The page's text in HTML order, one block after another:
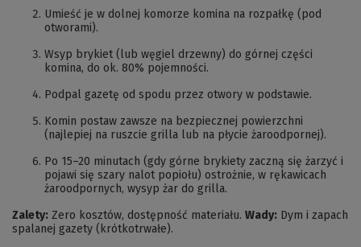
Umieść je w dolnej komorze komina na rozpałkę (pod
otworami).
Wsyp brykiet (lub węgiel drzewny) do górnej części
komina, do ok. 80% pojemności.
Podpal gazetę od spodu przez otwory w podstawie.
Komin postaw zawsze na bezpiecznej powierzchni
(najlepiej na ruszcie grilla lub na płycie żaroodpornej).
Po 15–20 minutach (gdy górne brykiety zaczną się żarzyć i
pojawi się szary nalot popiołu) ostrożnie, w rękawicach
żaroodpornych, wysyp żar do grilla.
Zalety: Zero kosztów, dostępność materiału. Wady: Dym i zapach
spalanej gazety (krótkotrwałe).